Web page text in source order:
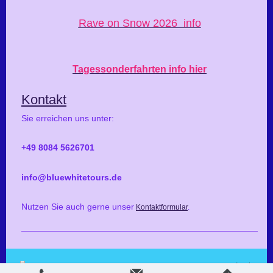
Rave on Snow 2026 info
Tagessonderfahrten info hier
Kontakt
Sie erreichen uns unter:
+49 8084 5626701
info@bluewhitetours.de
Nutzen Sie auch gerne unser Kontaktformular.
Druckversion
Login